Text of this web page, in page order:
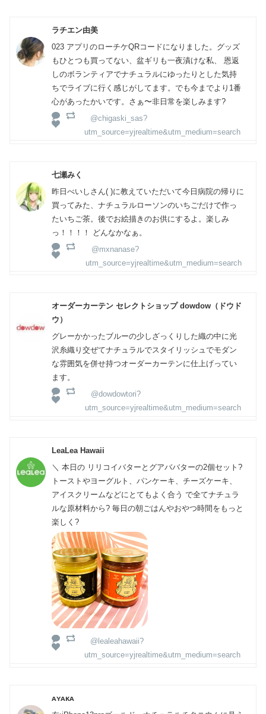
ラチエン由美
023 アプリのローチケQRコードになりました。グッズ
もひとつも買ってない、盆ギリも一夜漬けな私、 恩返
しのボランティアでナチュラルにゆったりとした気持
ちでライブに行く感じがしてます。でも今までより1番
心があったかいです。さぁ〜非日常を楽しみます?
@chigaski_sas?
utm_source=yjrealtime&utm_medium=search
七瀬みく
昨日べいしさん( )に教えていただいて今日病院の帰りに
買ってみた、ナチュラルローソンのいちごだけで作っ
たいちご茶。後でお絵描きのお供にするよ。楽しみ
っ！！！！ どんなかなぁ。
@mxnanase?
utm_source=yjrealtime&utm_medium=search
オーダーカーテン セレクトショップ dowdow（ドウド
ウ）
グレーかかったブルーの少しざっくりした織の中に光
沢糸織り交ぜてナチュラルでスタイリッシュでモダン
な雰囲気を併せ持つオーダーカーテンに仕上げってい
ます。
@dowdowtori?
utm_source=yjrealtime&utm_medium=search
LeaLea Hawaii
＼ 本日の リリコイバターとグアババターの2個セット?
トーストやヨーグルト、パンケーキ、チーズケーキ、
アイスクリームなどにとてもよく合う で全てナチュラ
ルな原材料から? 毎日の朝ごはんやおやつ時間をもっと
楽しく?
@lealeahawaii?
utm_source=yjrealtime&utm_medium=search
ᴀʏᴀᴋᴀ